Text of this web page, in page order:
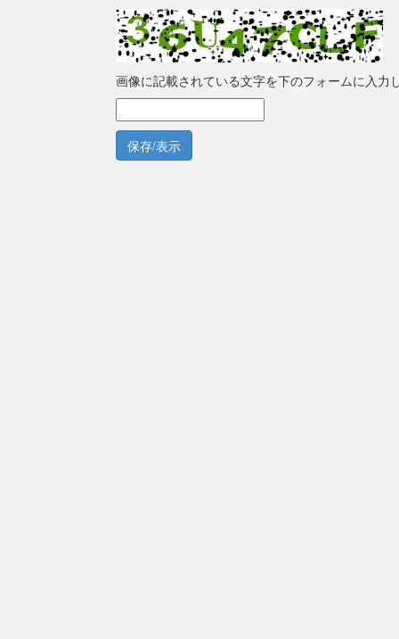
画像に記載されている文字を下のフォームに入力
保存/表示